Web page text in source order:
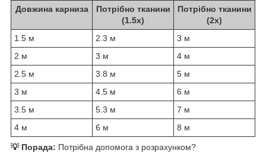
Довжина карниза
Потрібно тканини
(1.5x)
Потрібно тканини
(2x)
1.5 м
2.3 м
3 м
2 м
3 м
4 м
2.5 м
3.8 м
5 м
3 м
4.5 м
6 м
3.5 м
5.3 м
7 м
4 м
6 м 8 м
💡 Порада: Потрібна допомога з розрахунком?